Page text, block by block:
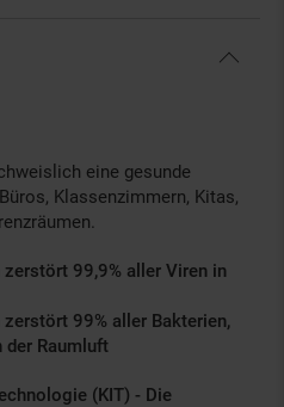
eine gesunde
Klassenzimmern, Kitas,
99,9% aller Viren in
99% aller Bakterien,
der Raumluft
(KIT) - Die